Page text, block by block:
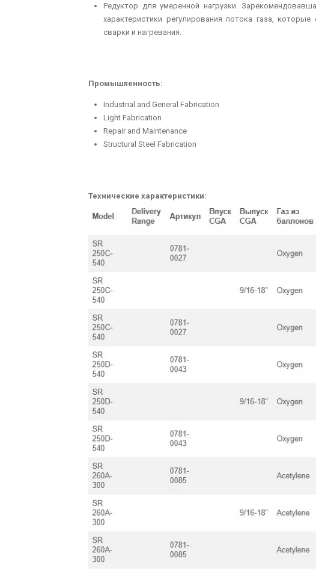
Редуктор для умеренной нагрузки.
характеристики регулирования потока газа,
сварки и нагревания.
Промышленность:
Industrial and General Fabrication
Light Fabrication
Repair and Maintenance
Structural Steel Fabrication
Технические характеристики: